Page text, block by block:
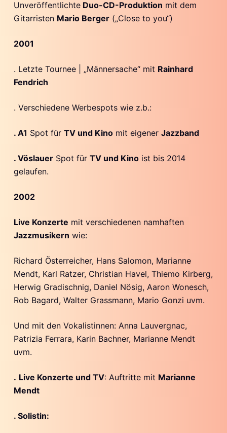
UnveröffentlichteDuo-CD-Produktion mit dem
Gitarristen Mario Berger(„Close to you“)
2001
. Letzte Tournee | „Männersache“ mit Rainhard
Fendrich
. Verschiedene Werbespots wie z.b.:
. A1 Spot für TV und Kinomit eigener Jazzband
. VöslauerSpot für TV und Kinoist bis 2014
gelaufen.
2002
Live Konzerte mit verschiedenen namhaften
Jazzmusikern wie:
Richard Österreicher, Hans Salomon, Marianne
Mendt, Karl Ratzer, Christian Havel, Thiemo Kirberg,
Herwig Gradischnig, Daniel Nösig, Aaron Wonesch,
Rob Bagard, Walter Grassmann, Mario Gonzi uvm.
Und mit den Vokalistinnen: Anna Lauvergnac,
Patrizia Ferrara, Karin Bachner, Marianne Mendt
uvm.
. Live Konzerte und TV: Auftritte mit Marianne
Mendt
. Solistin: